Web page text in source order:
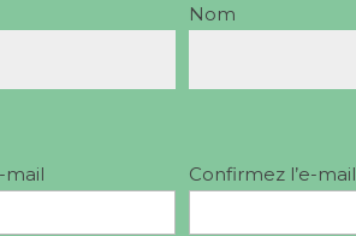
Nom
mail Confirmez l’e-mail